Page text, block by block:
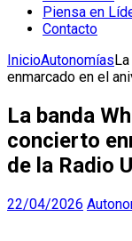
Piensa en
Contacto
InicioAutonomías
enmarcado en el
La banda
concierto
de la Radio
22/04/2026